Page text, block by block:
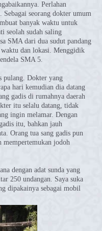
Perlahan
seorang dokter umum
banyak waktu untuk
seolah sudah saling
SMA dari dua sudut pandang
dan lokasi. Menggidik
SMA 5.
pulang. Dokter yang
hari kemudian dia datang
gadis di rumahnya daerah
itu selalu datang, tidak
ingin melamar. Dengan
itu, bahkan jauh
Orang tua sang gadis pun
mempertemukan jodoh
dengan adat sunda yang
250 undangan. Saya suka
dipakainya sebagai mobil